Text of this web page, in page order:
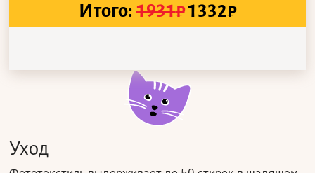
Итого: 1931₽1332₽
Уход